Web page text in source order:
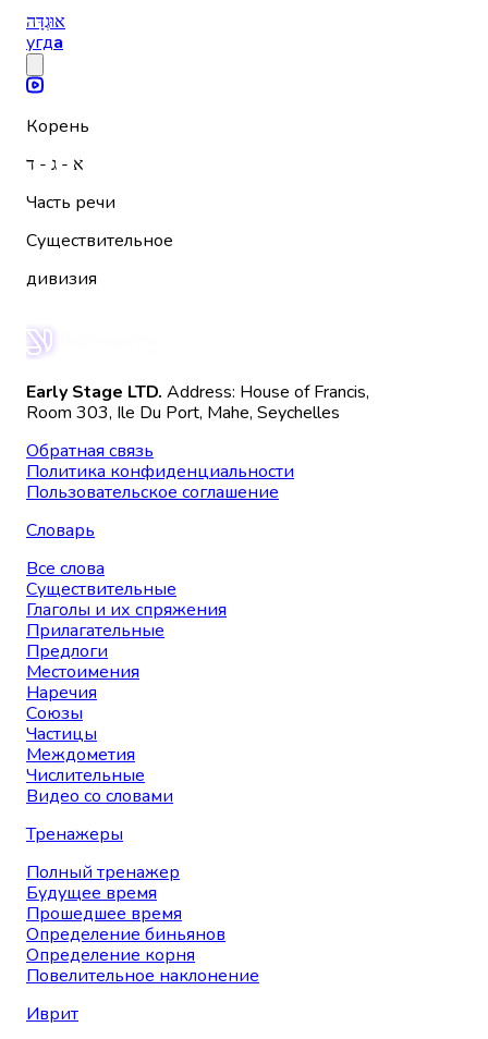
אוּגְדָּה
угда
Корень
א - ג - ד
Часть речи
Существительное
дивизия
Early Stage LTD. Address: House of Francis,
Room 303, Ile Du Port, Mahe, Seychelles
Обратная связь
Политика конфиденциальности
Пользовательское соглашение
Словарь
Все слова
Существительные
Глаголы и их спряжения
Прилагательные
Предлоги
Местоимения
Наречия
Союзы
Частицы
Междометия
Числительные
Видео со словами
Тренажеры
Полный тренажер
Будущее время
Прошедшее время
Определение биньянов
Определение корня
Повелительное наклонение
Иврит